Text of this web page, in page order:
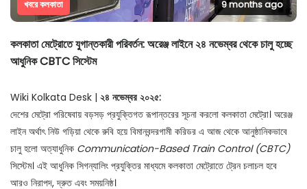
কলকাতা মেট্রোতে যুগান্তকারী পরিবর্তন: অরেঞ্জ লাইনে ২৪ নভেম্বর থেকে চালু হচ্ছে
আধুনিক CBTC সিস্টেম
খবরে কলকাতা 9 months ago
Wiki Kolkata Desk | ২৪ নভেম্বর ২০২৫:
দেশের মেট্রো পরিষেবায় বড়সড় প্রযুক্তিগত রূপান্তরের সূচনা করলো কলকাতা মেট্রো। অরেঞ্জ
লাইন অর্থাৎ নিউ গড়িয়া থেকে রুবি হয়ে বিমানবন্দরগামী করিডর এ আজ থেকে আনুষ্ঠানিকভাবে
চালু হলো অত্যাধুনিক Communication-Based Train Control (CBTC)
সিস্টেম। এই আধুনিক সিগন্যালিং প্রযুক্তির মাধ্যমে কলকাতা মেট্রোতে ট্রেন চলাচল হবে
আরও নিরাপদ, দ্রুত এবং সময়নিষ্ঠ।